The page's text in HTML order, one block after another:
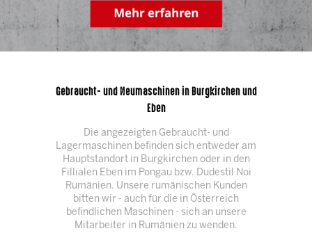
Gebraucht- und Neumaschinen in Burgkirchen und
Eben
Die angezeigten Gebraucht- und
Lagermaschinen befinden sich entweder am
Hauptstandort in Burgkirchen oder in den
Fillialen Eben im Pongau bzw. Dudestil Noi
Rumänien. Unsere rumänischen Kunden
bitten wir - auch für die in Österreich
befindlichen Maschinen - sich an unsere
Mitarbeiter in Rumänien zu wenden.